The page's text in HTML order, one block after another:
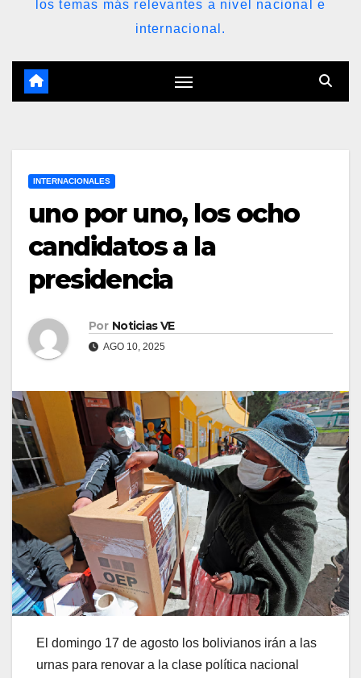
los temas más relevantes a nivel nacional e
internacional.
INTERNACIONALES
uno por uno, los ocho
candidatos a la
presidencia
Por Noticias VE
AGO 10, 2025
El domingo 17 de agosto los bolivianos irán a las
urnas para renovar a la clase política nacional